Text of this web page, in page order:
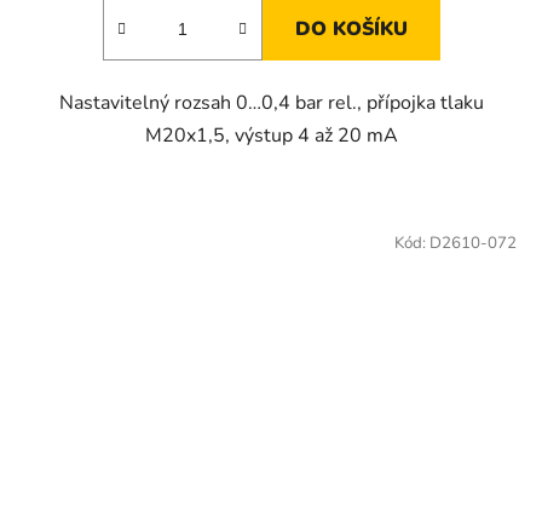
DO KOŠÍKU
Nastavitelný rozsah 0…0,4 bar rel., přípojka tlaku
M20x1,5, výstup 4 až 20 mA
Kód: D2610-072